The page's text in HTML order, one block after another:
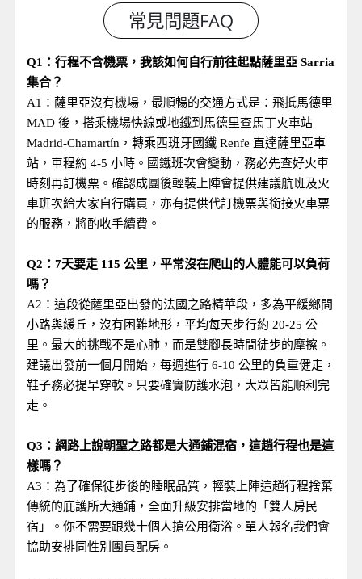
Q1：行程不含機票，我該如何自行前往起點薩里亞 Sarria
集合？
A1：薩里亞沒有機場，最順暢的交通方式是：飛抵馬德里
MAD 後，搭乘機場快線或地鐵到馬德里查馬丁火車站
Madrid-Chamartín，轉乘西班牙國鐵 Renfe 直達薩里亞車
站，車程約 4-5 小時。國鐵班次會變動，務必先查好火車
時刻再訂機票。確認成團後輕裝上陣會提供建議航班及火
車班次給大家自行購買，亦有提供代訂機票與銜接火車票
的服務，將酌收手續費。
Q2：7天要走 115 公里，平常沒在爬山的人體能可以負荷
嗎？
A2：這段從薩里亞出發的法國之路精華段，多為平緩鄉間
小路與緩丘，沒有困難地形，平均每天步行約 20-25 公
里。最大的挑戰不是心肺，而是雙腳長時間徒步的摩擦。
建議出發前一個月開始，每週進行 6-10 公里的負重健走，
鞋子務必提早穿軟。只要確實防護水泡，大眾皆能順利完
走。
Q3：網路上說朝聖之路都是大通鋪混宿，這趟行程也是這
樣嗎？
A3：為了確保徒步後的睡眠品質，輕裝上陣這趟行程捨棄
傳統的庇護所大通鋪，全面升級安排當地的「雙人房民
宿」。你不需要跟幾十個人搶公用衛浴。單人報名我們會
協助安排同性別團員配房。